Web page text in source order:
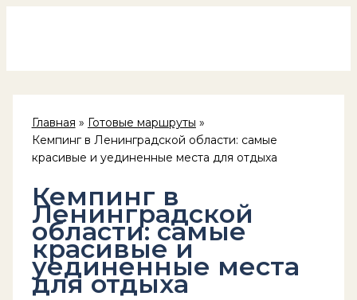
Главная
Готовые маршруты
Кемпинг в Ленинградской области: самые
красивые и уединенные места для отдыха
Кемпинг в
Ленинградской
области: самые
красивые и
уединенные места
для отдыха